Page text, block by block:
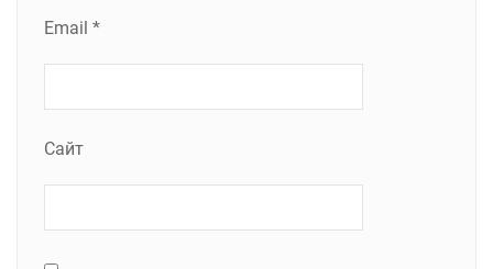
Email *
Сайт